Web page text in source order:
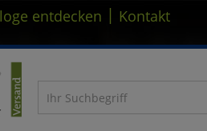
entdecken | Kontakt